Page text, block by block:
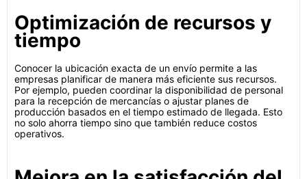
Optimización de recursos y
tiempo
Conocer la ubicación exacta de un envío permite a las
empresas planificar de manera más eficiente sus recursos.
Por ejemplo, pueden coordinar la disponibilidad de personal
para la recepción de mercancías o ajustar planes de
producción basados en el tiempo estimado de llegada. Esto
no solo ahorra tiempo sino que también reduce costos
operativos.